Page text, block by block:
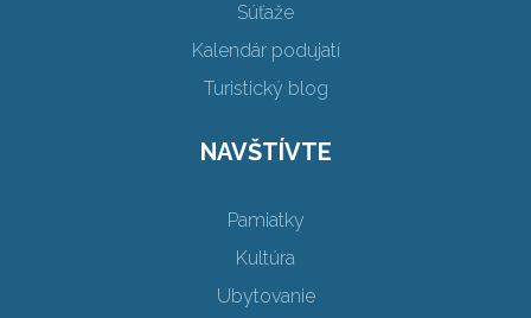
Súťaže
Kalendár podujatí
Turistický blog
NAVŠTÍVTE
Pamiatky
Kultúra
Ubytovanie